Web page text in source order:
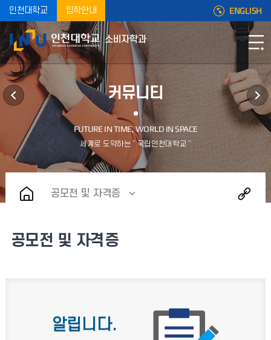
인천대학교 입학안내 ENGLISH
소비자학과
커뮤니티
공모전 및 자격증
공모전 및 자격증
알립니다.